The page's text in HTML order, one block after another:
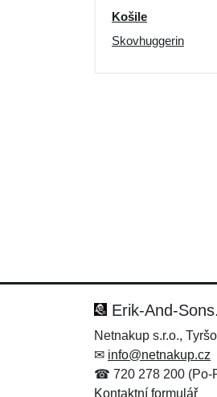
Košile
Skovhuggerin
Erik-And-
Netnakup s.r.o.,
✉ info@netnakup.cz
☎ 720 278 200 (Po-
Kontaktní formulář